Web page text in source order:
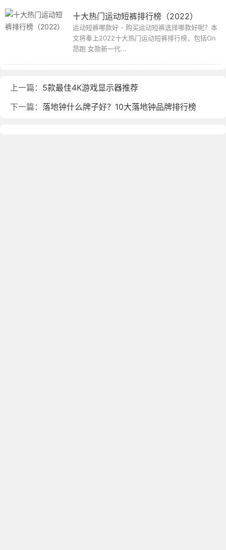
十大热门运动短裤排行榜（2022）
运动短裤哪款好 - 购买运动短裤选择哪款好呢？本
文将奉上2022十大热门运动短裤排行榜，包括On
昂跑 女款新一代...
上一篇： 5款最佳4K游戏显示器推荐
下一篇： 落地钟什么牌子好？10大落地钟品牌排行榜